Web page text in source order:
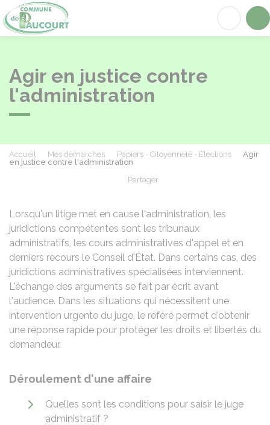
Agir en justice contre
l'administration
Accueil Mes démarches Papiers - Citoyenneté - Élections
Agir
en justice contre l'administration
Partager
Lorsqu'un litige met en cause l'administration, les
juridictions compétentes sont les tribunaux
administratifs, les cours administratives d'appel et en
derniers recours le Conseil d'État. Dans certains cas, des
juridictions administratives spécialisées interviennent.
L'échange des arguments se fait par écrit avant
l'audience. Dans les situations qui nécessitent une
intervention urgente du juge, le référé permet d'obtenir
une réponse rapide pour protéger les droits et libertés du
demandeur.
Déroulement d'une affaire
Quelles sont les conditions pour saisir le juge
administratif ?